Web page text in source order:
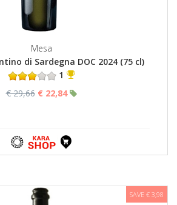
Mesa
di Sardegna DOC 2024 (75 cl)
1
€ 29,66 € 22,84
SAVE € 3,98